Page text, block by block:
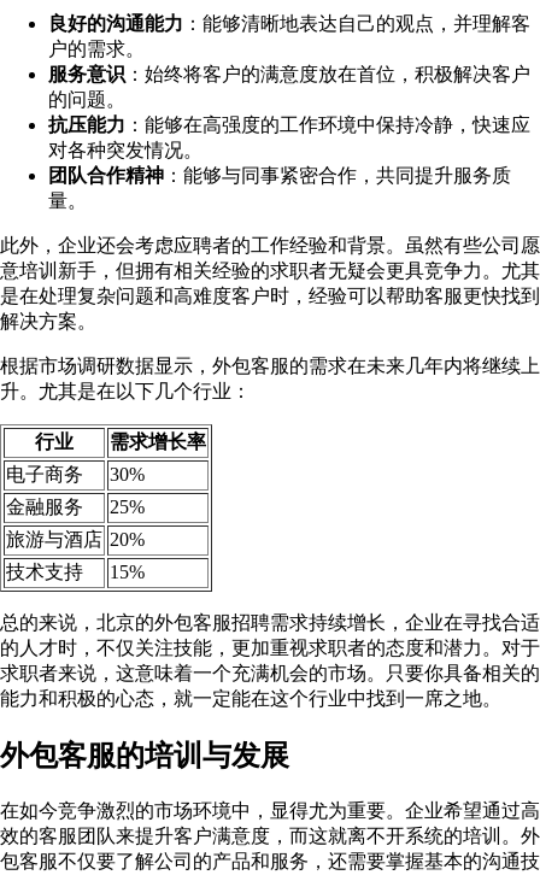
良好的沟通能力 ：能够清晰地表达自己的观点，并理解客
户的需求。
服务意识 ：始终将客户的满意度放在首位，积极解决客户
的问题。
抗压能力 ：能够在高强度的工作环境中保持冷静，快速应
对各种突发情况。
团队合作精神 ：能够与同事紧密合作，共同提升服务质
量。
此外，企业还会考虑应聘者的工作经验和背景。虽然有些公司愿
意培训新手，但拥有相关经验的求职者无疑会更具竞争力。尤其
是在处理复杂问题和高难度客户时，经验可以帮助客服更快找到
解决方案。
根据市场调研数据显示，外包客服的需求在未来几年内将继续上
升。尤其是在以下几个行业：
行业
需求增长率
电子商务
30%
金融服务
25%
旅游与酒店 20%
技术支持
15%
总的来说，北京的外包客服招聘需求持续增长，企业在寻找合适
的人才时，不仅关注技能，更加重视求职者的态度和潜力。对于
求职者来说，这意味着一个充满机会的市场。只要你具备相关的
能力和积极的心态，就一定能在这个行业中找到一席之地。
外包客服的培训与发展
在如今竞争激烈的市场环境中，显得尤为重要。企业希望通过高
效的客服团队来提升客户满意度，而这就离不开系统的培训。外
包客服不仅要了解公司的产品和服务，还需要掌握基本的沟通技